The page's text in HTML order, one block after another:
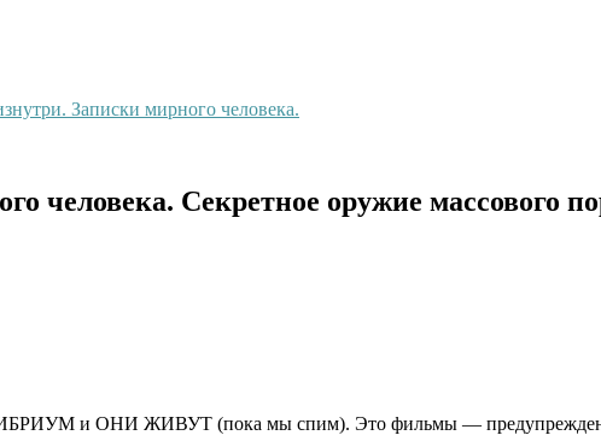
Записки мирного человека.
человека. Секретное оружие массового
и ОНИ ЖИВУТ (пока мы спим). Это фильмы —